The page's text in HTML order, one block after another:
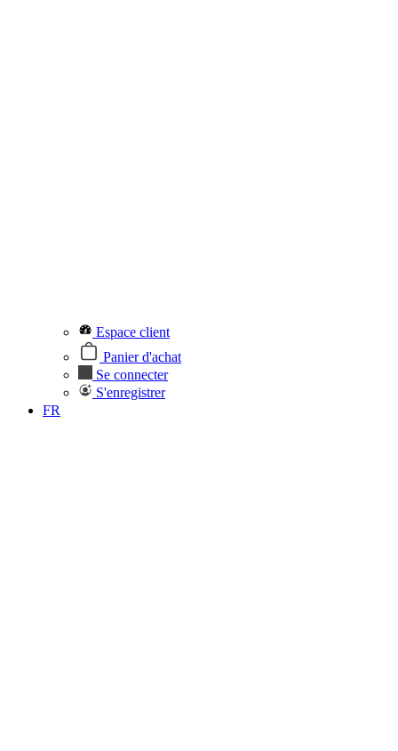
Espace client
Panier d'achat
Se connecter
S'enregistrer
FR